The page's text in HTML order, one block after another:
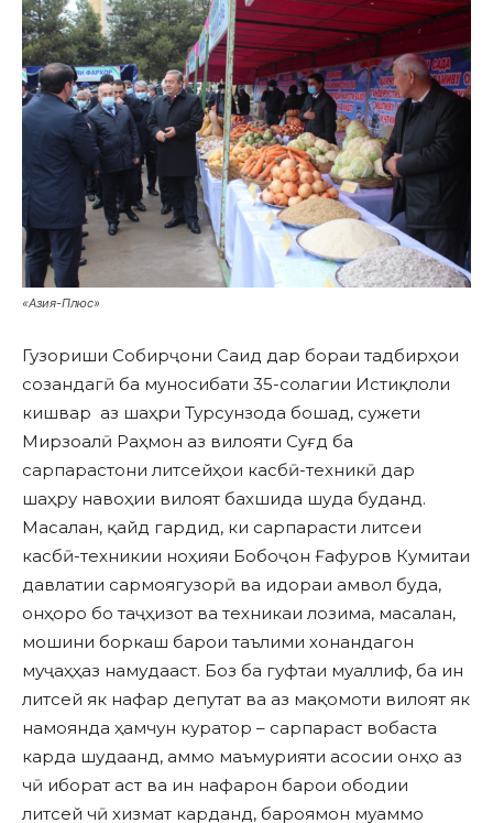
«Азия-Плюс»
Гузориши Собирҷони Саид дар бораи тадбирҳои
созандагӣ ба муносибати 35-солагии Истиқлоли
кишвар аз шаҳри Турсунзода бошад, сужети
Мирзоалӣ Раҳмон аз вилояти Суғд ба
сарпарастони литсейҳои касбӣ-техникӣ дар
шаҳру навоҳии вилоят бахшида шуда буданд.
Масалан, қайд гардид, ки сарпарасти литсеи
касбӣ-техникии ноҳияи Бобоҷон Ғафуров Кумитаи
давлатии сармоягузорӣ ва идораи амвол буда,
онҳоро бо таҷҳизот ва техникаи лозима, масалан,
мошини боркаш барои таълими хонандагон
муҷаҳҳаз намудааст. Боз ба гуфтаи муаллиф, ба ин
литсей як нафар депутат ва аз мақомоти вилоят як
намоянда ҳамчун куратор – сарпараст вобаста
карда шудаанд, аммо маъмурияти асосии онҳо аз
чӣ иборат аст ва ин нафарон барои ободии
литсей чӣ хизмат карданд, бароямон муаммо